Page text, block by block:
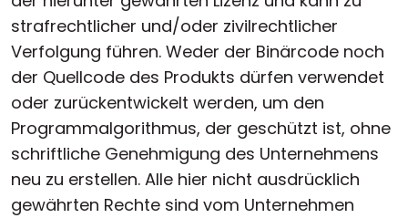
strafrechtlicher und/oder zivilrechtlicher
Verfolgung führen. Weder der Binärcode noch
der Quellcode des Produkts dürfen verwendet
oder zurückentwickelt werden, um den
Programmalgorithmus, der geschützt ist, ohne
schriftliche Genehmigung des Unternehmens
neu zu erstellen. Alle hier nicht ausdrücklich
gewährten Rechte sind vom Unternehmen